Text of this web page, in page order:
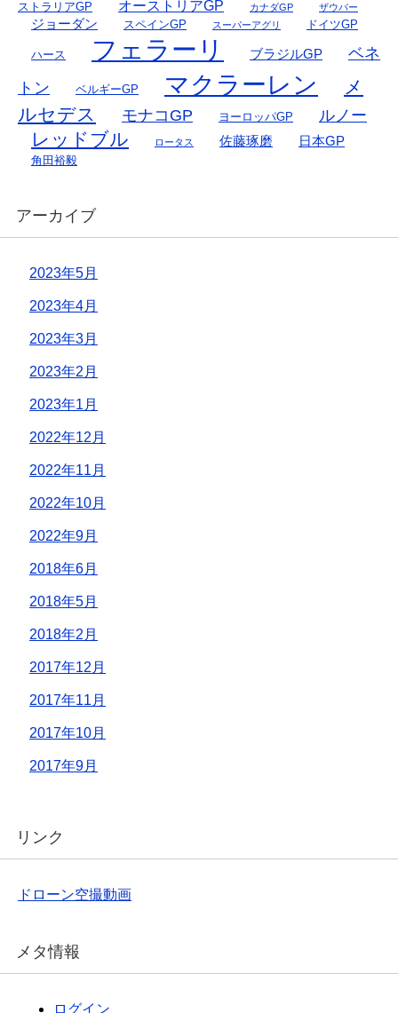
ストラリアGP
オーストリアGP カナダGP ザウバー
ジョーダン スペインGP スーパーアグリ ドイツGP
ハース フェラーリ ブラジルGP
ベネ
トン
ベルギーGP マクラーレン
メ
ルセデス
モナコGP ヨーロッパGP ルノー
レッドブル ロータス 佐藤琢磨 日本GP
角田裕毅
アーカイブ
2023年5月
2023年4月
2023年3月
2023年2月
2023年1月
2022年12月
2022年11月
2022年10月
2022年9月
2018年6月
2018年5月
2018年2月
2017年12月
2017年11月
2017年10月
2017年9月
リンク
ドローン空撮動画
メタ情報
ログイン